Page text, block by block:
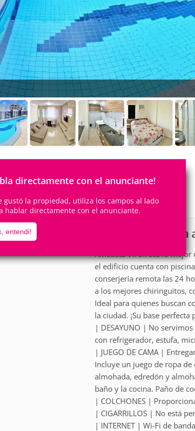
directamente con el anunciante!
gustó la propiedad, utiliza los campos al lado
hablar directamente con el anunciante.
entendi!
4Personas 1Cuartos
1 Suite
Apartamento
Ametista VII ofrece lo mejor
el edificio cuenta con
conserjería remota las 24
a los mejores chiringuitos,
Ideal para quienes buscan
la ciudad. ¡Su base
| DESAYUNO | No
con refrigerador, estufa,
| JUEGO DE CAMA |
Incluye un juego de ropa
almohada, edredón y
baño y la cocina. Paño de
| COLCHONES |
| CIGARRILLOS | No está
| INTERNET | Wi-Fi de